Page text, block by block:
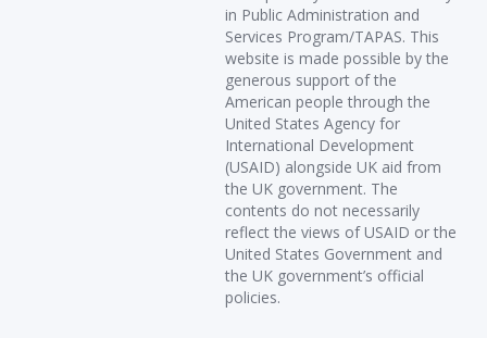
in Public Administration and
Services Program/TAPAS. This
website is made possible by the
generous support of the
American people through the
United States Agency for
International Development
(USAID) alongside UK aid from
the UK government. The
contents do not necessarily
reflect the views of USAID or the
United States Government and
the UK government’s official
policies.